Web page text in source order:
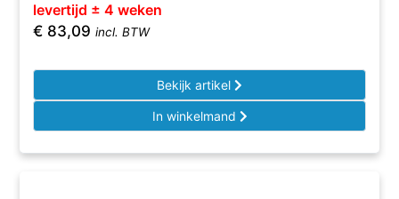
levertijd ± 4 weken
€ 83,09 incl. BTW
Bekijk artikel
In winkelmand